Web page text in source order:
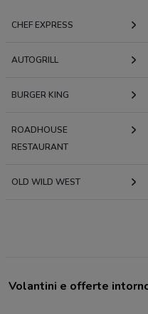
CHEF EXPRESS
AUTOGRILL
BURGER KING
ROADHOUSE
RESTAURANT
OLD WILD WEST
Volantini e offerte